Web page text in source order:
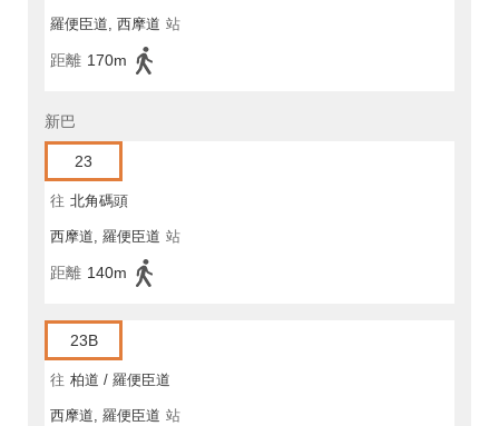
羅便臣道, 西摩道 站
距離 170m
新巴
23
往 北角碼頭
西摩道, 羅便臣道 站
距離 140m
23B
往 柏道 / 羅便臣道
西摩道, 羅便臣道 站